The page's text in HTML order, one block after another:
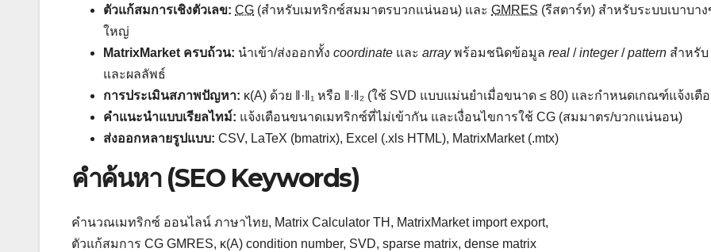
ตัวแก้สมการเชิงตัวเลข: CG (สำหรับเมทริกซ์สมมาตรบวกแน่นอน) และ GMRES (รีสตาร์ท) สำหรับระบบเบาบา
ใหญ่
MatrixMarket ครบถ้วน: นำเข้า/ส่งออกทั้ง coordinate และ arrayพร้อมชนิดข้อมูล real /integer/pattern สำหรับ
และผลลัพธ์
การประเมินสภาพปัญหา: κ(A) ด้วย ‖·‖₁ หรือ ‖·‖₂ (ใช้ SVD แบบแม่นยำเมื่อขนาด ≤ 80) และกำหนดเกณฑ์แจ้งเตื
คำแนะนำแบบเรียลไทม์: แจ้งเตือนขนาดเมทริกซ์ที่ไม่เข้ากัน และเงื่อนไขการใช้ CG (สมมาตร/บวกแน่นอน)
ส่งออกหลายรูปแบบ: CSV, LaTeX (bmatrix), Excel (.xls HTML), MatrixMarket (.mtx)
คำค้นหา (SEO Keywords)
คำนวณเมทริกซ์ ออนไลน์ ภาษาไทย, Matrix Calculator TH, MatrixMarket import export,
ตัวแก้สมการ CG GMRES, κ(A) condition number, SVD, sparse matrix, dense matrix